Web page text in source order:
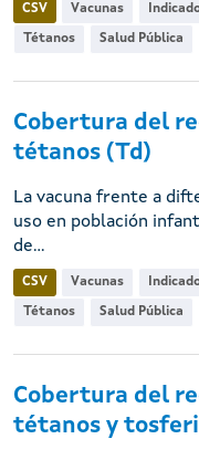
CSV Vacunas
Tétanos Salud Pública
Cobertura del
tétanos (Td)
La vacuna frente a
uso en población
de...
CSV Vacunas
Tétanos Salud Pública
Cobertura del
tétanos y